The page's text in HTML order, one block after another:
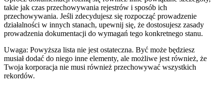
takie jak czas przechowywania rejestrów i sposób ich
przechowywania. Jeśli zdecydujesz się rozpocząć prowadzenie
działalności w innych stanach, upewnij się, że dostosujesz zasady
prowadzenia dokumentacji do wymagań tego konkretnego stanu.
Uwaga: Powyższa lista nie jest ostateczna. Być może będziesz
musiał dodać do niego inne elementy, ale możliwe jest również, że
Twoja korporacja nie musi również przechowywać wszystkich
rekordów.